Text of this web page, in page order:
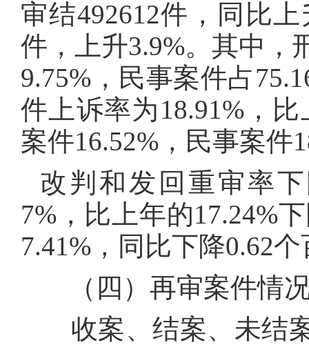
审结492612件，同比
件，上升3.9%。其中，
9.75%，民事案件占
件上诉率为18.91%，
案件16.52%，民事案件
改判和发回重审率
7%，比上年的17.24%
7.41%，同比下降0.62
（四）再审案件情
收案、结案、未结案